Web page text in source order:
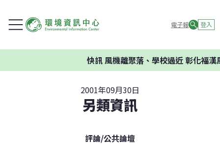
電子報 登入
快訊風機離聚落、學校過近 彰化福漢
2001年09月30日
另類資訊
評論/公共論壇